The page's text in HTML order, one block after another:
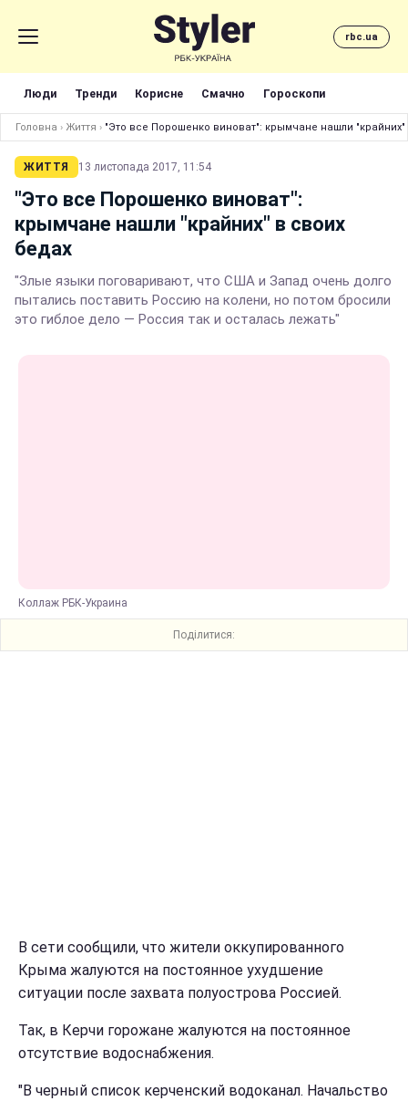
rbc.ua
Люди Тренди Корисне Смачно Гороскопи
Головна › Життя › "Это все Порошенко виноват": крымчане нашли "крайних"
ЖИТТЯ 13 листопада 2017, 11:54
"Это все Порошенко виноват":
крымчане нашли "крайних" в своих
бедах
"Злые языки поговаривают, что США и Запад очень долго
пытались поставить Россию на колени, но потом бросили
это гиблое дело — Россия так и осталась лежать"
Коллаж РБК-Украина
Поділитися:
В сети сообщили, что жители оккупированного
Крыма жалуются на постоянное ухудшение
ситуации после захвата полуострова Россией.
Так, в Керчи горожане жалуются на постоянное
отсутствие водоснабжения.
"В черный список керченский водоканал. Начальство